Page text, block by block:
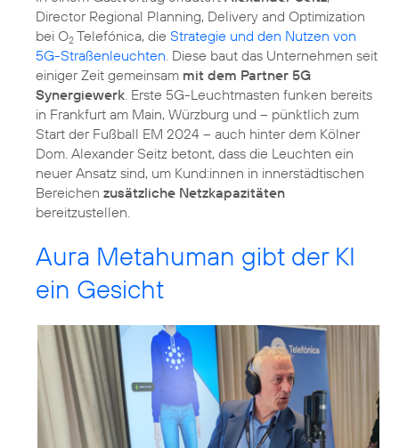
Director Regional Planning, Delivery and Optimization
bei O2 Telefónica, die Strategie und den Nutzen von
5G-Straßenleuchten . Diese baut das Unternehmen seit
einiger Zeit gemeinsam mit dem Partner 5G
Synergiewerk . Erste 5G-Leuchtmasten funken bereits
in Frankfurt am Main, Würzburg und – pünktlich zum
Start der Fußball EM 2024 – auch hinter dem Kölner
Dom. Alexander Seitz betont, dass die Leuchten ein
neuer Ansatz sind, um Kund:innen in innerstädtischen
Bereichen zusätzliche Netzkapazitäten
bereitzustellen.
Aura Metahuman gibt der KI
ein Gesicht